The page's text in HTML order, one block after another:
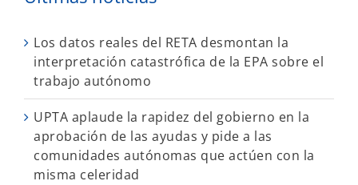
Los datos reales del RETA desmontan la
interpretación catastrófica de la EPA sobre el
trabajo autónomo
UPTA aplaude la rapidez del gobierno en la
aprobación de las ayudas y pide a las
comunidades autónomas que actúen con la
misma celeridad